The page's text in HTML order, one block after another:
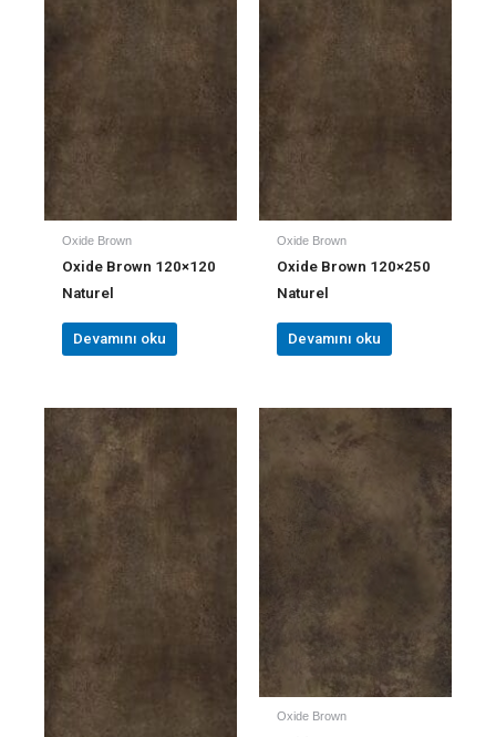
Oxide Brown
Oxide Brown 120×120
Naturel
Devamını oku
Oxide Brown
Oxide Brown 120×250
Naturel
Devamını oku
Oxide Brown